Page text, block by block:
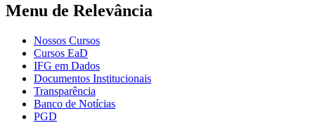
Menu de Relevância
Nossos Cursos
Cursos EaD
IFG em Dados
Documentos Institucionais
Transparência
Banco de Notícias
PGD